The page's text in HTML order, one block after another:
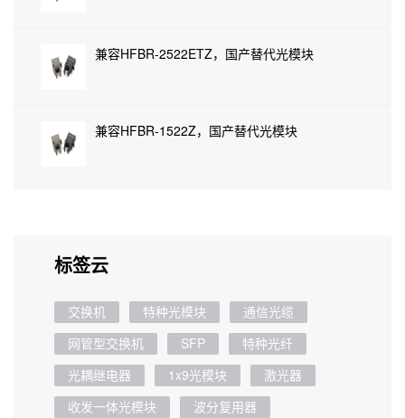
兼容HFBR-2522ETZ，国产替代光模块
兼容HFBR-1522Z，国产替代光模块
标签云
交换机 特种光模块
通信光缆
网管型交换机
SFP
特种光纤
光耦继电器
1x9光模块
激光器
收发一体光模块
波分复用器